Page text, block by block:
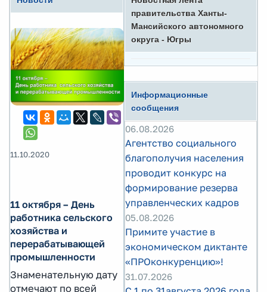
11.10.2020
11 октября – День
работника сельского
хозяйства и
перерабатывающей
промышленности
Знаменательную дату
отмечают по всей
правительства Ханты-
Мансийского автономного
округа - Югры
Информационные
сообщения
06.08.2026
Агентство социального
благополучия населения
проводит конкурс на
формирование резерва
управленческих кадров
05.08.2026
Примите участие в
экономическом диктанте
«ПРОконкуренцию»!
31.07.2026